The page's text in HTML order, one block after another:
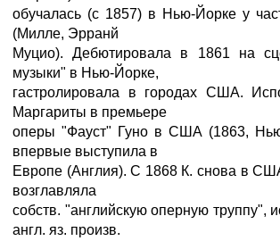
обучалась (с 1857) в Нью-Йорке у
(Милле, Эрранй
Муцио). Дебютировала в 1861 на
музыки" в Нью-Йорке,
гастролировала в городах США.
Маргариты в премьере
оперы "Фауст" Гуно в США (1863,
впервые выступила в
Европе (Англия). С 1868 К. снова в
возглавляла
собств. "английскую оперную труппу",
англ. яз. произв.